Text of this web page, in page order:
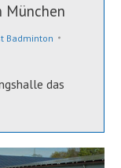
München
Badminton
das